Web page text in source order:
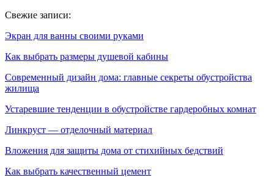
Свежие записи:
Экран для ванны своими руками
Как выбрать размеры душевой кабины
Современный дизайн дома: главные секреты обустройства
жилища
Устаревшие тенденции в обустройстве гардеробных комнат
Линкруст — отделочный материал
Вложения для защиты дома от стихийных бедствий
Как выбрать качественный цемент